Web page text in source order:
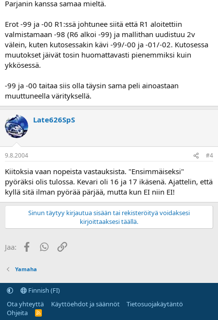
Parjanin kanssa samaa mieltä.
Erot -99 ja -00 R1:ssä johtunee siitä että R1 aloitettiin
valmistamaan -98 (R6 alkoi -99) ja mallithan uudistuu 2v
välein, kuten kutosessakin kävi -99/-00 ja -01/-02. Kutosessa
muutokset jäivät tosin huomattavasti pienemmiksi kuin
ykkösessä.
-99 ja -00 taitaa siis olla täysin sama peli ainoastaan
muuttuneella värityksellä.
Late626SpS
9.8.2004 #4
Kiitoksia vaan nopeista vastauksista. "Ensimmäiseksi"
pyöräksi olis tulossa. Kevari oli 16 ja 17 ikäsenä. Ajattelin, että
kyllä sitä ilman pyörää pärjää, mutta kun EI niin EI!
Sinun täytyy kirjautua sisään tai rekisteröityä voidaksesi
kirjoittaaksesi täällä.
Jaa: FacebookWhatsApp
Linkki
Yamaha
Finnish (FI)
Ota yhteyttä
Käyttöehdot ja säännöt
Tietosuojakäytäntö
Ohjeita
R